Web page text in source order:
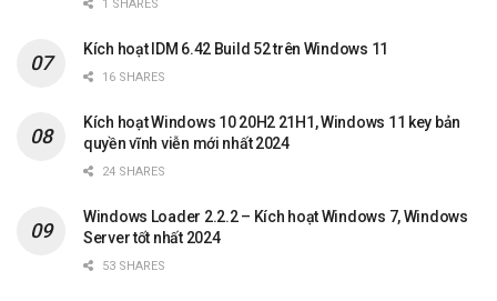
1 SHARES
Kích hoạt IDM 6.42 Build 52 trên Windows 11
16 SHARES
Kích hoạt Windows 10 20H2 21H1, Windows 11 key bản
quyền vĩnh viễn mới nhất 2024
24 SHARES
Windows Loader 2.2.2 – Kích hoạt Windows 7, Windows
Server tốt nhất 2024
53 SHARES